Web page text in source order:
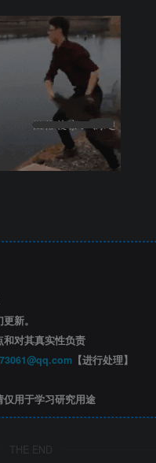
新。
对其真实性负责
【进行处理】
用于学习研究用途
THE END